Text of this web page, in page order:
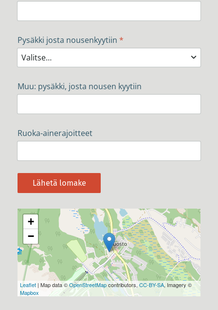
Pysäkki josta nousenkyytiin *
Muu: pysäkki, josta nousen kyytiin
Ruoka-ainerajoitteet
Lähetä lomake
+
−
Leaflet| Map data ©OpenStreetMapcontributors, CC-BY-SA, Imagery ©
Mapbox